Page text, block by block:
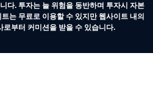
다. 투자는 늘 위험을 동반하며 투자시 자본
는 무료로 이용할 수 있지만 웹사이트 내의
로부터 커미션을 받을 수 있습니다.